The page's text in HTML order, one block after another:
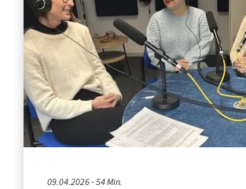
09.04.2026 - 54 Min.